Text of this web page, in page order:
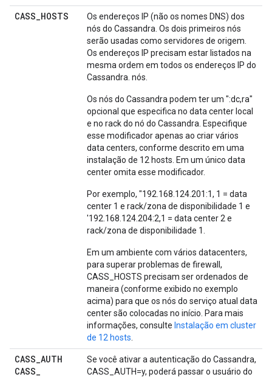
CASS_HOSTS
Os endereços IP (não os nomes DNS) dos
nós do Cassandra. Os dois primeiros nós
serão usadas como servidores de origem.
Os endereços IP precisam estar listados na
mesma ordem em todos os endereços IP do
Cassandra. nós.
Os nós do Cassandra podem ter um ":dc,ra"
opcional que especifica no data center local
e no rack do nó do Cassandra. Especifique
esse modificador apenas ao criar vários
data centers, conforme descrito em uma
instalação de 12 hosts. Em um único data
center omita esse modificador.
Por exemplo, "192.168.124.201:1, 1 = data
center 1 e rack/zona de disponibilidade 1 e
'192.168.124.204:2,1 = data center 2 e
rack/zona de disponibilidade 1.
Em um ambiente com vários datacenters,
para superar problemas de firewall,
CASS_HOSTS precisam ser ordenados de
maneira (conforme exibido no exemplo
acima) para que os nós do serviço atual data
center são colocadas no início. Para mais
informações, consulte Instalação em cluster
de 12 hosts
CASS_AUTH
CASS_
Se você ativar a autenticação do Cassandra,
CASS_AUTH=y, poderá passar o usuário do